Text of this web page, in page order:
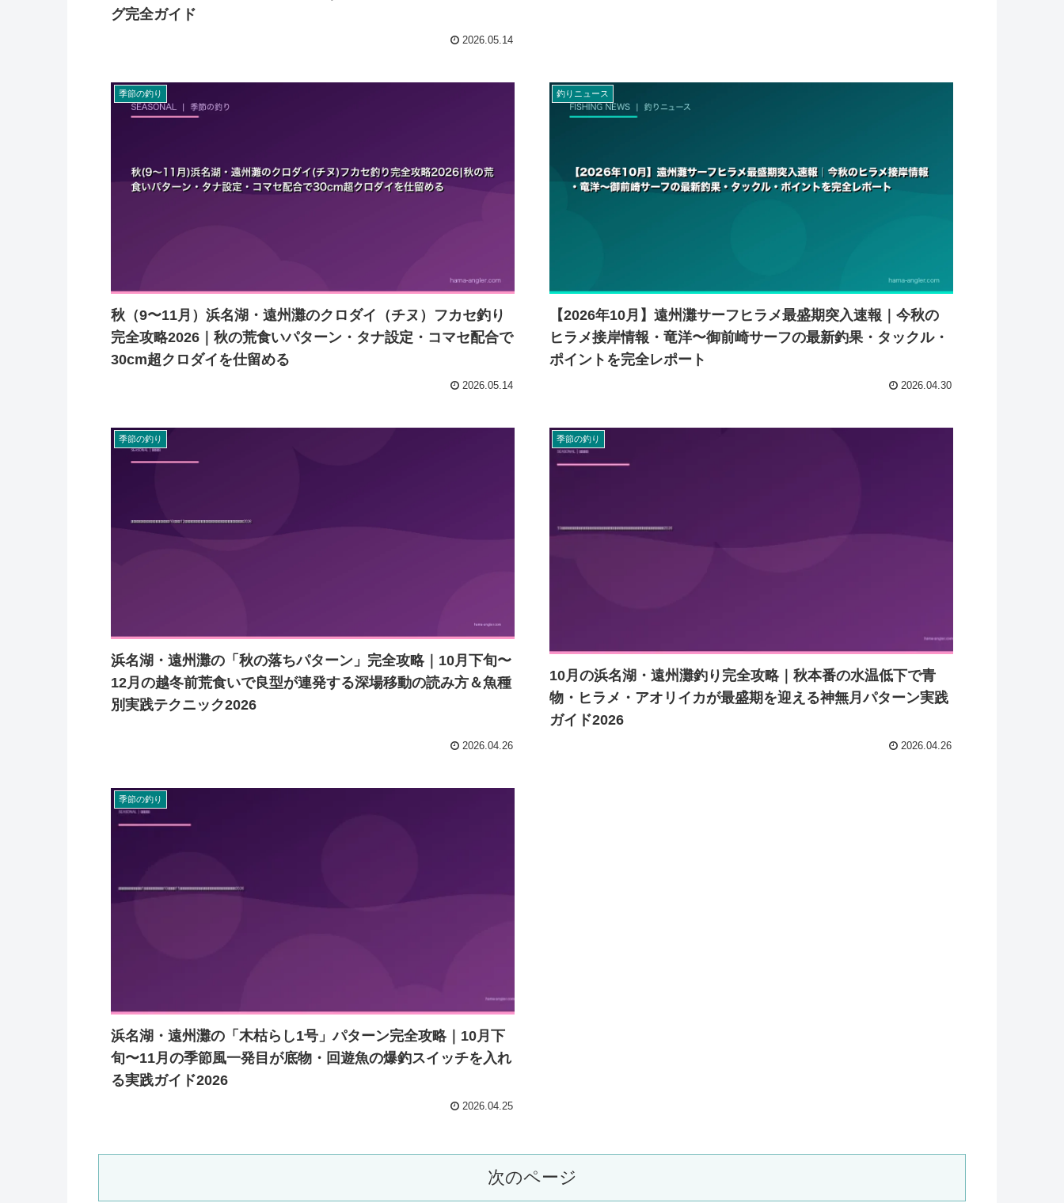
グ完全ガイド
2026.05.14
季節の釣り
秋（9〜11月）浜名湖・遠州灘のクロダイ（チヌ）フカセ釣り
完全攻略2026｜秋の荒食いパターン・タナ設定・コマセ配合で
30cm超クロダイを仕留める
2026.05.14
釣りニュース
【2026年10月】遠州灘サーフヒラメ最盛期突入速報｜今秋の
ヒラメ接岸情報・竜洋〜御前崎サーフの最新釣果・タックル・
ポイントを完全レポート
2026.04.30
季節の釣り
浜名湖・遠州灘の「秋の落ちパターン」完全攻略｜10月下旬〜
12月の越冬前荒食いで良型が連発する深場移動の読み方＆魚種
別実践テクニック2026
2026.04.26
季節の釣り
10月の浜名湖・遠州灘釣り完全攻略｜秋本番の水温低下で青
物・ヒラメ・アオリイカが最盛期を迎える神無月パターン実践
ガイド2026
2026.04.26
季節の釣り
浜名湖・遠州灘の「木枯らし1号」パターン完全攻略｜10月下
旬〜11月の季節風一発目が底物・回遊魚の爆釣スイッチを入れ
る実践ガイド2026
2026.04.25
次のページ